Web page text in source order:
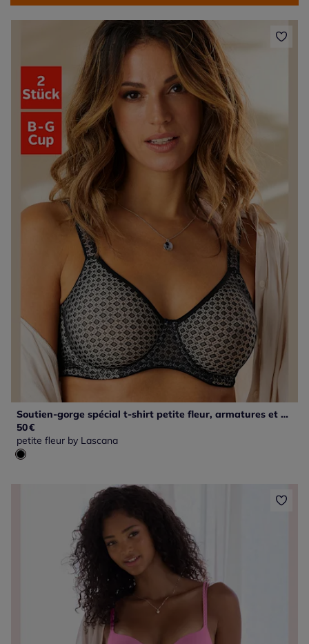
Soutien-gorge spécial t-shirt petite fleur, armatures et dentelle graphique
50€
petite fleur by Lascana